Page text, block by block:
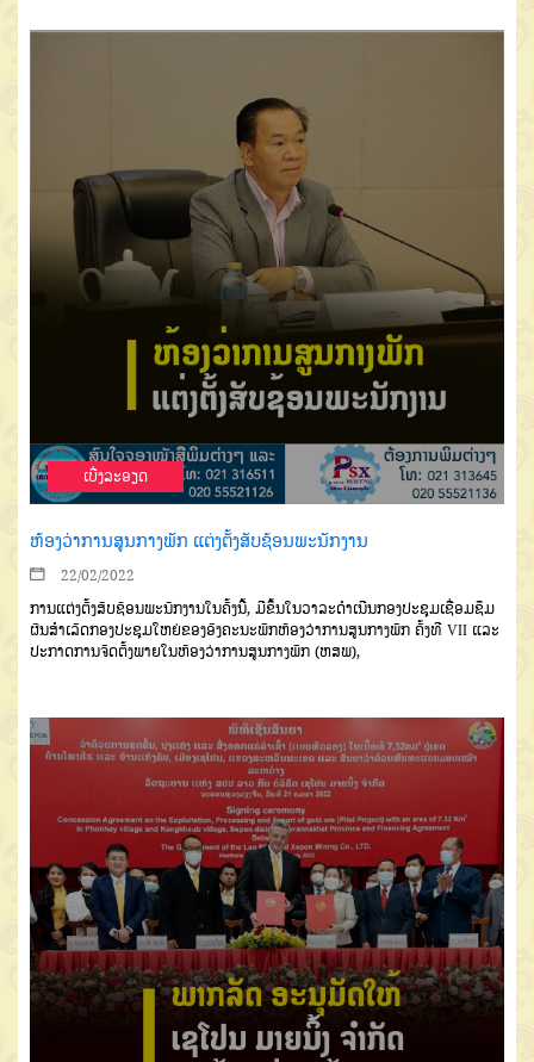
ເບີ່ງລະອຽດ
ຫ້ອງວ່າການສູນກາງພັກ ແຕ່ງຕັ້ງສັບຊ້ອນພະນັກງານ
22/02/2022
ການແຕ່ງຕັ້ງສັບຊ້ອນພະນັກງານໃນຄັ້ງນີ້, ມີຂຶ້ນໃນວາລະດຳເນີນກອງປະຊຸມເຊື່ອມຊຶມ
ຜົນສໍາເລັດກອງປະຊຸມໃຫຍ່ຂອງອົງຄະນະພັກຫ້ອງວ່າການສູນກາງພັກ ຄັ້ງທີ VII ແລະ
ປະກາດການຈັດຕັ້ງພາຍໃນຫ້ອງວ່າການສູນກາງພັກ (ຫສພ),